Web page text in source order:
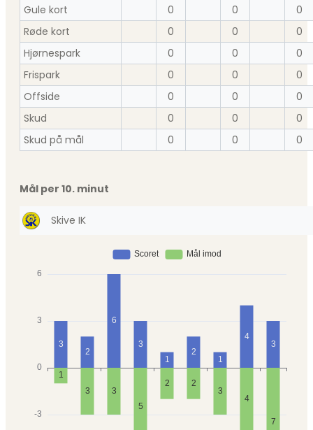
Gule kort
0 0
0
Røde kort
0 0
0
Hjørnespark
0 0
0
Frispark
0 0
0
Offside
0 0
0
Skud
0 0
0
Skud på mål
0 0 0
Mål per 10. minut
Skive IK